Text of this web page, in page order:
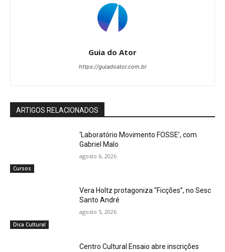
Guia do Ator
https://guiadoator.com.br
ARTIGOS RELACIONADOS
Cursos
‘Laboratório Movimento FOSSE’, com
Gabriel Malo
agosto 6, 2026
Dica Cultural
Vera Holtz protagoniza “Ficções”, no Sesc
Santo André
agosto 5, 2026
Centro Cultural Ensaio abre inscrições